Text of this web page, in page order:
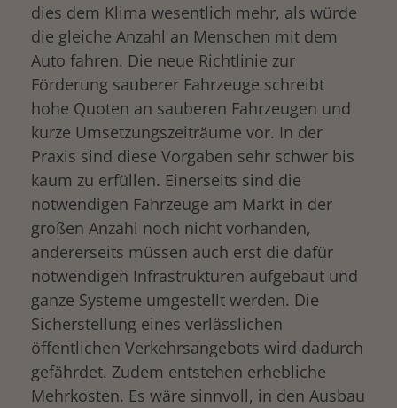
dies dem Klima wesentlich mehr, als würde
die gleiche Anzahl an Menschen mit dem
Auto fahren. Die neue Richtlinie zur
Förderung sauberer Fahrzeuge schreibt
hohe Quoten an sauberen Fahrzeugen und
kurze Umsetzungszeiträume vor. In der
Praxis sind diese Vorgaben sehr schwer bis
kaum zu erfüllen. Einerseits sind die
notwendigen Fahrzeuge am Markt in der
großen Anzahl noch nicht vorhanden,
andererseits müssen auch erst die dafür
notwendigen Infrastrukturen aufgebaut und
ganze Systeme umgestellt werden. Die
Sicherstellung eines verlässlichen
öffentlichen Verkehrsangebots wird dadurch
gefährdet. Zudem entstehen erhebliche
Mehrkosten. Es wäre sinnvoll, in den Ausbau